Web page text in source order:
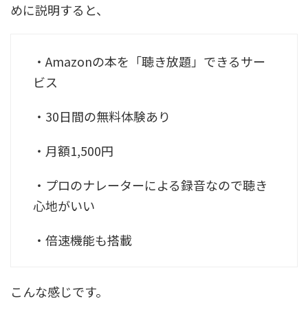
めに説明すると、
・Amazonの本を「聴き放題」できるサー
ビス
・30日間の無料体験あり
・月額1,500円
・プロのナレーターによる録音なので聴き
心地がいい
・倍速機能も搭載
こんな感じです。